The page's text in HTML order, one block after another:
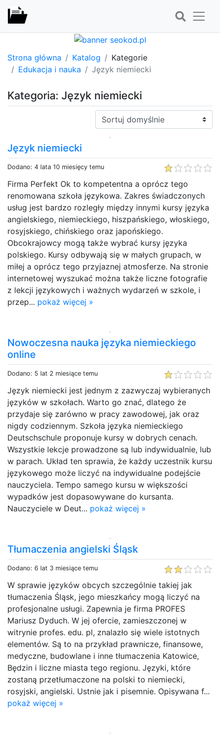
Strona główna Katalog
Kategorie
Edukacja i nauka
Język niemiecki
Kategoria: Język niemiecki
Sortuj:
Język niemiecki
Dodano: 4 lata 10 miesięcy temu
Firma Perfekt Ok to kompetentna a oprócz tego
renomowana szkoła językowa. Zakres świadczonych
usług jest bardzo rozległy między innymi kursy języka
angielskiego, niemieckiego, hiszpańskiego, włoskiego,
rosyjskiego, chińskiego oraz japońskiego.
Obcokrajowcy mogą także wybrać kursy języka
polskiego. Kursy odbywają się w małych grupach, w
miłej a oprócz tego przyjaznej atmosferze. Na stronie
internetowej wyszukać można także liczne fotografie
z lekcji językowych i ważnych wydarzeń w szkole, i
przep... pokaż więcej »
Nowoczesna nauka języka niemieckiego
online
Dodano: 5 lat 2 miesiące temu
Język niemiecki jest jednym z zazwyczaj wybieranych
języków w szkołach. Warto go znać, dlatego że
przydaje się zarówno w pracy zawodowej, jak oraz
nigdy codziennym. Szkoła języka niemieckiego
Deutschschule proponuje kursy w dobrych cenach.
Wszystkie lekcje prowadzone są lub indywidualnie, lub
w parach. Układ ten sprawia, że każdy uczestnik kursu
językowego może liczyć na indywidualne podejście
nauczyciela. Tempo samego kursu w większości
wypadków jest dopasowywane do kursanta.
Nauczyciele w Deut... pokaż więcej »
Tłumaczenia angielski Śląsk
Dodano: 6 lat 3 miesiące temu
W sprawie języków obcych szczególnie takiej jak
tłumaczenia Śląsk, jego mieszkańcy mogą liczyć na
profesjonalne usługi. Zapewnia je firma PROFES
Mariusz Dyduch. W jej ofercie, zamieszczonej w
witrynie profes. edu. pl, znalazło się wiele istotnych
elementów. Są to na przykład prawnicze, finansowe,
medyczne, budowlane i inne tłumaczenia Katowice,
Będzin i liczne miasta tego regionu. Języki, które
zostaną przetłumaczone na polski to niemiecki,
rosyjski, angielski. Ustnie jak i pisemnie. Opisywana f...
pokaż więcej »